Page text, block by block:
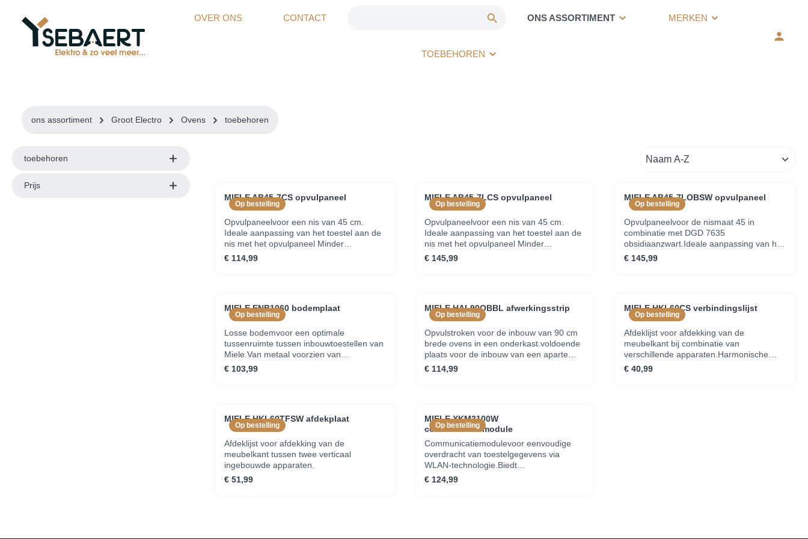
OVER ONS CONTACT ONS ASSORTIMENT MERKEN
TOEBEHOREN
ons assortiment Groot Electro Ovens toebehoren
toebehoren
Prijs
Op bestelling
MIELE AB45-7CS opvulpaneel
Opvulpaneelvoor een nis van 45 cm.
Ideale aanpassing van het toestel aan de
nis met het opvulpaneel Minder
vingerafdrukken en eenvoudig te reinigen
— CleanSteel
€ 114,99
Op bestelling
MIELE AB45-7LCS opvulpaneel
Opvulpaneelvoor een nis van 45 cm.
Ideale aanpassing van het toestel aan de
nis met het opvulpaneel Minder
vingerafdrukken en eenvoudig te reinigen
— CleanSteel
€ 145,99
Op bestelling
MIELE AB45-7LOBSW opvulpaneel
Opvulpaneelvoor de nismaat 45 in
combinatie met DGD 7635
obsidiaanzwart.Ideale aanpassing van het
toestel aan de nis met het
opvulpaneelOptimale kleurharmonie met
€ 145,99
Op bestelling
MIELE ENB1060 bodemplaat
Losse bodemvoor een optimale
tussenruimte tussen inbouwtoestellen van
Miele.Van metaal voorzien van
poedercoatingBelastbaar tot 60
kgInclusief schroeven en sjabloon
€ 103,99
Op bestelling
MIELE HAL90OBBL afwerkingsstrip
Opvulstroken voor de inbouw van 90 cm
brede ovens in een onderkast.voldoende
plaats voor de inbouw van een aparte
kookplaatin obsidiaanzwart
€ 114,99
Op bestelling
MIELE HKL60CS verbindingslijst
Afdeklijst voor afdekking van de
meubelkant bij combinatie van
verschillende apparaten.Harmonische
uitstraling bij inbouwVerticale combinatie
van 45 cm en 60 cm hoge apparatenin
€ 40,99
Op bestelling
MIELE HKL60TFSW afdekplaat
Afdeklijst voor afdekking van de
meubelkant tussen twee verticaal
ingebouwde apparaten.
€ 51,99
Op bestelling
MIELE XKM3100W
communicatiemodule
Communicatiemodulevoor eenvoudige
overdracht van toestelgegevens via
WLAN-technologie.Biedt
netwerkmogelijkheden voor het
apparaatEventueel extra ombouwset
€ 124,99